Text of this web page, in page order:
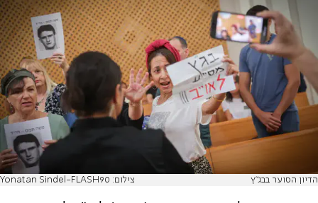
הדיון הסוער בבג"ץ צילום: Yonatan Sindel-FLASH90